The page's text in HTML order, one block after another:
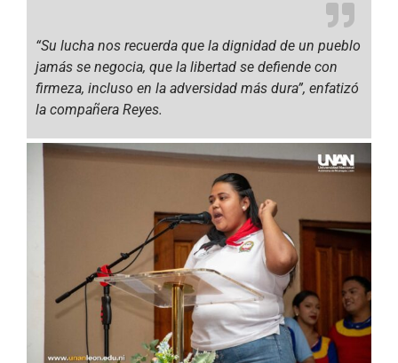
“Su lucha nos recuerda que la dignidad de un pueblo
jamás se negocia, que la libertad se defiende con
firmeza, incluso en la adversidad más dura”, enfatizó
la compañera Reyes.